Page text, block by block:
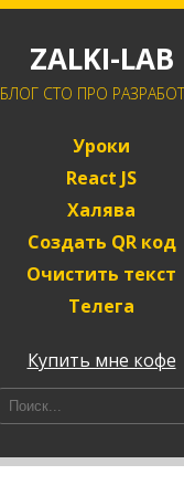
ZALKI-LAB
БЛОГ CTO ПРО
Уроки
React JS
Халява
Создать QR код
Очистить текст
Телега
Купить мне кофе